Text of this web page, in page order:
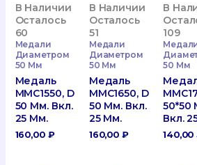
В Наличии
Осталось
60
Медали
Диаметром
50 Мм
Медаль
MMC1550, D
50 Мм. Вкл.
25 Мм.
160,00 ₽
В Наличии
Осталось
51
Медали
Диаметром
50 Мм
Медаль
MMC1650, D
50 Мм. Вкл.
25 Мм.
160,00₽
В
109
50 Мм
50*50
Вкл.
140,00